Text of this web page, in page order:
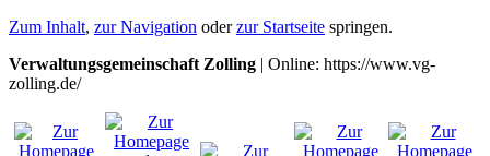
Zum Inhalt, zur Navigation oderzur Startseite springen.
Verwaltungsgemeinschaft Zolling | Online: https://www.vg-
zolling.de/